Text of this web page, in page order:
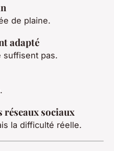
de plaine.
adapté
suffisent pas.
réseaux sociaux
la difficulté réelle.